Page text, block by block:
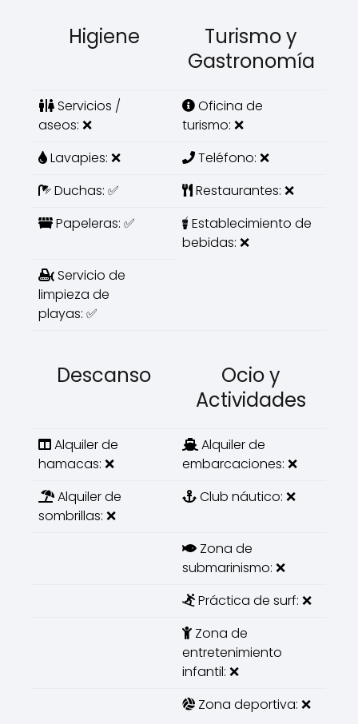
Higiene
Turismo y
Gastronomía
Servicios /
aseos: ❌
Oficina de
turismo: ❌
Lavapies: ❌
Teléfono: ❌
Duchas: ✅
Restaurantes: ❌
Papeleras: ✅
Establecimiento de
bebidas: ❌
Servicio de
limpieza de
playas: ✅
Descanso
Ocio y
Actividades
Alquiler de
hamacas: ❌
Alquiler de
embarcaciones: ❌
Alquiler de
sombrillas: ❌
Club náutico: ❌
Zona de
submarinismo: ❌
Práctica de surf: ❌
Zona de
entretenimiento
infantil: ❌
Zona deportiva: ❌